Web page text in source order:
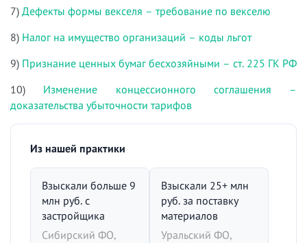
7) Дефекты формы векселя – требование по векселю
8) Налог на имущество организаций – коды льгот
9) Признание ценных бумаг бесхозяйными – ст. 225 ГК РФ
10) Изменение концессионного соглашения –
доказательства убыточности тарифов
Из нашей практики
Взыскали больше 9
млн руб. с
застройщика
Сибирский ФО,
Взыскали 25+ млн
руб. за поставку
материалов
Уральский ФО,